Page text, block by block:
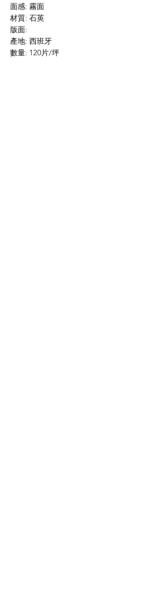
面感: 霧面
材質: 石英
版面:
產地: 西班牙
數量: 120片/坪